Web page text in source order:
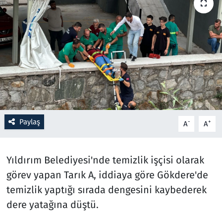
Paylaş A- A+
Yıldırım Belediyesi'nde temizlik işçisi olarak
görev yapan Tarık A, iddiaya göre Gökdere'de
temizlik yaptığı sırada dengesini kaybederek
dere yatağına düştü.
Oyun
Ramazan
Resmi İlanlar
Rüya Tabirleri
Sağlık
Seçim 2023
Spor